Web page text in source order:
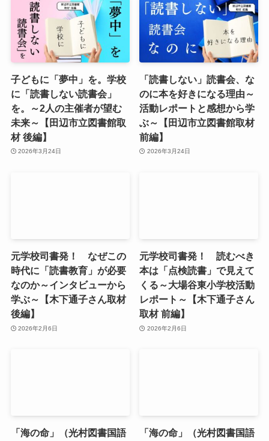
子どもに「夢中」を。学校
に「読書しない読書会」
を。～2人の主催者が望む
未来～【田辺市立図書館取
材 後編】
2026年3月24日
「読書しない」読書会、な
のに本を好きになる理由～
活動レポートと感想から学
ぶ～【田辺市立図書館取材
前編】
2026年3月24日
元学校司書発！ なぜこの
時代に「読書教育」が必要
なのか～インタビューから
学ぶ～【木下通子さん取材
後編】
2026年2月6日
元学校司書発！ 読むべき
本は「点検読書」で見えて
くる～大場谷東小学校活動
レポート～【木下通子さん
取材 前編】
2026年2月6日
「海の命」（光村図書国語
「海の命」（光村図書国語